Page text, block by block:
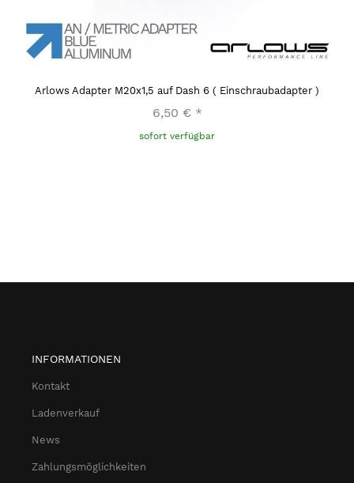
Arlows Adapter M20x1,5 auf Dash 6 ( Einschraubadapter )
6,50 € *
sofort verfügbar
INFORMATIONEN
Kontakt
Ladenverkauf
News
Zahlungsmöglichkeiten